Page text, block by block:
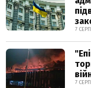
7
7